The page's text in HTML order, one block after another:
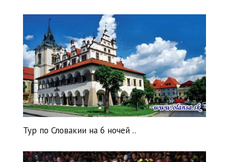
Нравится
+ 2
Тур по Словакии на 6 ночей ..